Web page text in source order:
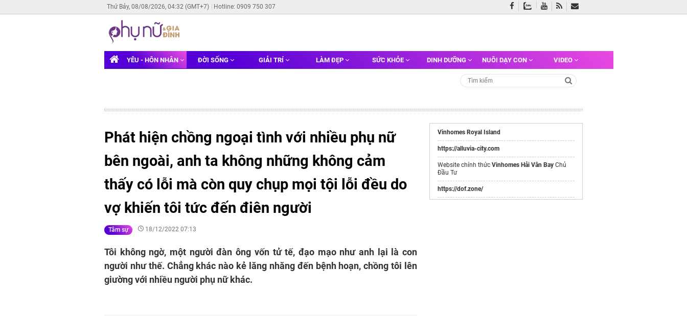
Thứ Bảy, 08/08/2026, 04:32 (GMT+7) Hotline: 0909 750 307
YÊU - HÔN NHÂN ĐỜI SỐNG GIẢI TRÍ LÀM ĐẸP SỨC KHỎE DINH DƯỠNG NUÔI DẠY CON VIDEO
Phát hiện chồng ngoại tình với nhiều phụ nữ
bên ngoài, anh ta không những không cảm
thấy có lỗi mà còn quy chụp mọi tội lỗi đều do
vợ khiến tôi tức đến điên người
Tâm sự 18/12/2022 07:13
Tôi không ngờ, một người đàn ông vốn tử tế, đạo mạo như anh lại là con
người như thế. Chẳng khác nào kẻ lăng nhăng đến bệnh hoạn, chồng tôi lên
giường với nhiều người phụ nữ khác.
Vinhomes Royal Island
https://alluvia-city.com
Website chính thức Vinhomes Hải Vân Bay Chủ
Đầu Tư
https://dof.zone/